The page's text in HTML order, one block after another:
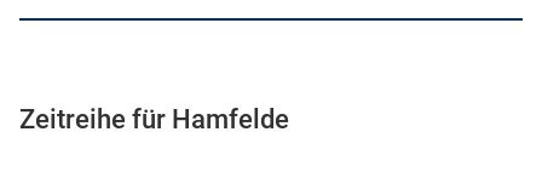
Zeitreihe für Hamfelde